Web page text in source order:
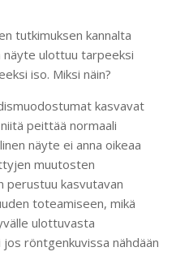
tutkimuksen kannalta
ulottuu tarpeeksi
iso. Miksi näin?
kasvavat
peittää normaali
näyte ei anna oikeaa
muutosten
kasvutavan
toteamiseen, mikä
ulottuvasta
röntgenkuvissa nähdään